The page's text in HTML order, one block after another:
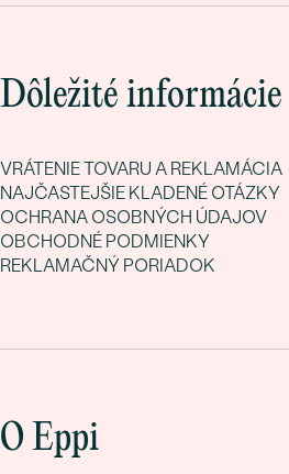
Dôležité informácie
VRÁTENIE TOVARU A REKLAMÁCIA
NAJČASTEJŠIE KLADENÉ OTÁZKY
OCHRANA OSOBNÝCH ÚDAJOV
OBCHODNÉ PODMIENKY
REKLAMAČNÝ PORIADOK
O Eppi